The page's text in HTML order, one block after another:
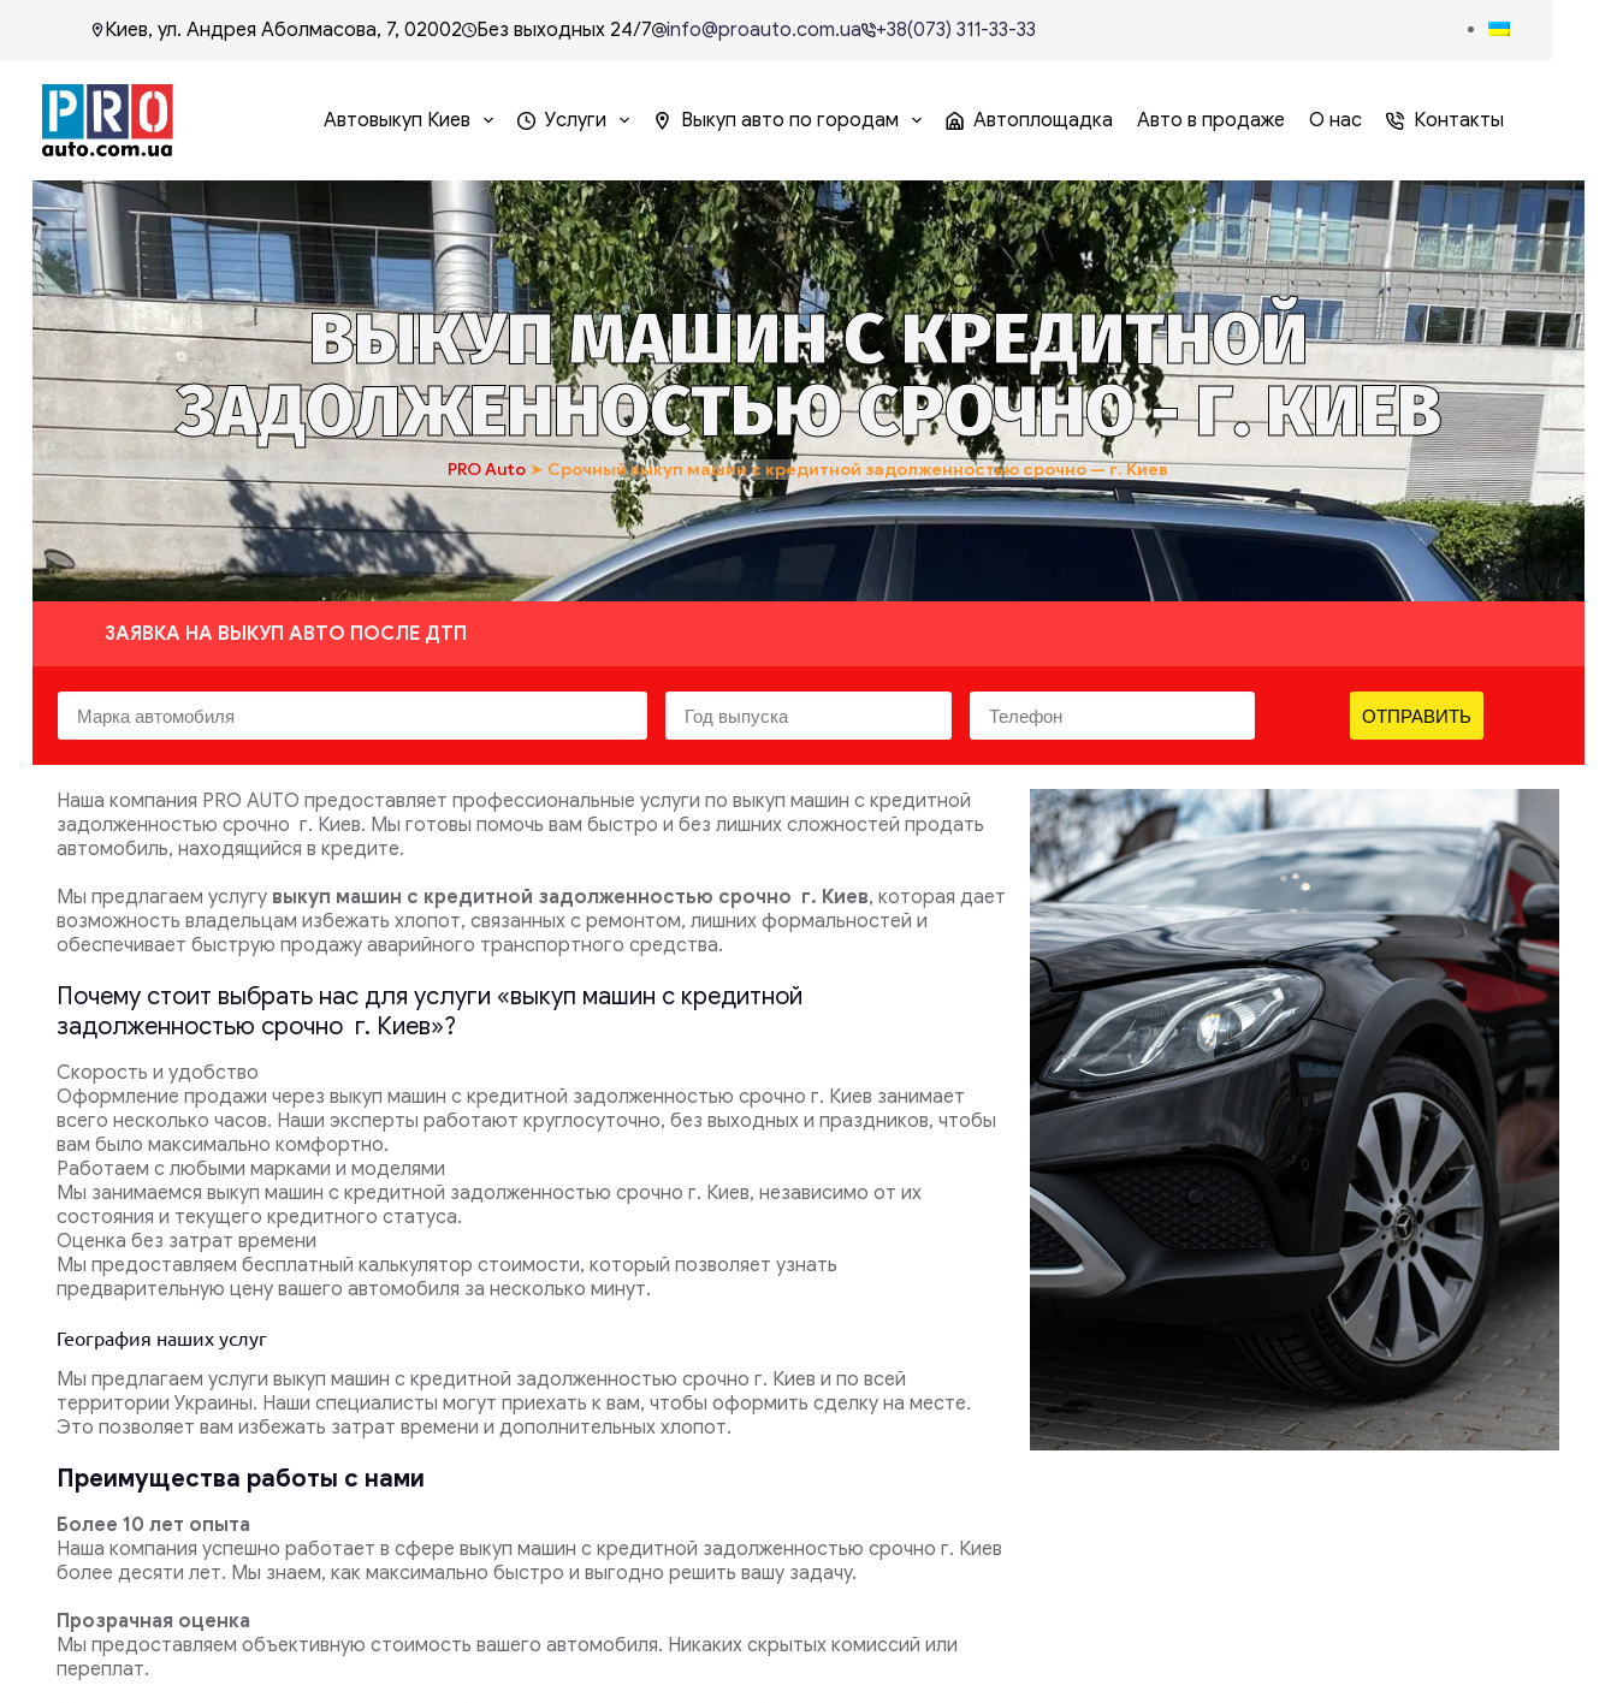
Киев, ул. Андрея Аболмасова, 7, 02002 Без выходных 24/7 info@proauto.com.ua +38(073) 311-33-33
Автовыкуп Киев Услуги Выкуп авто по городам Автоплощадка Авто в продаже О нас Контакты
ВЫКУП МАШИН С КРЕДИТНОЙ
ЗАДОЛЖЕННОСТЬЮ СРОЧНО - Г. КИЕВ
PRO Auto ➤ Срочный выкуп машин с кредитной задолженностью срочно — г. Киев
ЗАЯВКА НА ВЫКУП АВТО ПОСЛЕ ДТП
ОТПРАВИТЬ
Наша компания PRO AUTO предоставляет профессиональные услуги по выкуп машин с кредитной
задолженностью срочно г. Киев. Мы готовы помочь вам быстро и без лишних сложностей продать
автомобиль, находящийся в кредите.
Мы предлагаем услугу выкуп машин с кредитной задолженностью срочно г. Киев, которая дает
возможность владельцам избежать хлопот, связанных с ремонтом, лишних формальностей и
обеспечивает быструю продажу аварийного транспортного средства.
Почему стоит выбрать нас для услуги «выкуп машин с кредитной
задолженностью срочно г. Киев»?
Скорость и удобство
Оформление продажи через выкуп машин с кредитной задолженностью срочно г. Киев занимает
всего несколько часов. Наши эксперты работают круглосуточно, без выходных и праздников, чтобы
вам было максимально комфортно.
Работаем с любыми марками и моделями
Мы занимаемся выкуп машин с кредитной задолженностью срочно г. Киев, независимо от их
состояния и текущего кредитного статуса.
Оценка без затрат времени
Мы предоставляем бесплатный калькулятор стоимости, который позволяет узнать
предварительную цену вашего автомобиля за несколько минут.
География наших услуг
Мы предлагаем услуги выкуп машин с кредитной задолженностью срочно г. Киев и по всей
территории Украины. Наши специалисты могут приехать к вам, чтобы оформить сделку на месте.
Это позволяет вам избежать затрат времени и дополнительных хлопот.
Преимущества работы с нами
Более 10 лет опыта
Наша компания успешно работает в сфере выкуп машин с кредитной задолженностью срочно г. Киев
более десяти лет. Мы знаем, как максимально быстро и выгодно решить вашу задачу.
Прозрачная оценка
Мы предоставляем объективную стоимость вашего автомобиля. Никаких скрытых комиссий или
переплат.